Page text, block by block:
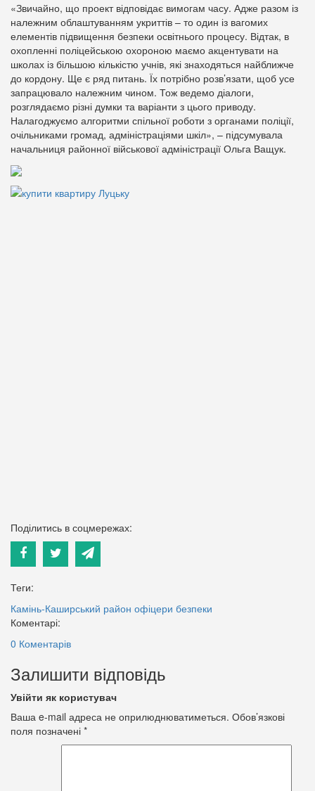
«Звичайно, що проект відповідає вимогам часу. Адже разом із
належним облаштуванням укриттів – то один із вагомих
елементів підвищення безпеки освітнього процесу. Відтак, в
охопленні поліцейською охороною маємо акцентувати на
школах із більшою кількістю учнів, які знаходяться найближче
до кордону. Ще є ряд питань. Їх потрібно розв’язати, щоб усе
запрацювало належним чином. Тож ведемо діалоги,
розглядаємо різні думки та варіанти з цього приводу.
Налагоджуємо алгоритми спільної роботи з органами поліції,
очільниками громад, адміністраціями шкіл», – підсумувала
начальниця районної військової адміністрації Ольга Ващук.
Поділитись в соцмережах:
Теги:
Камінь-Каширський район офіцери безпеки
Коментарі:
0 Коментарів
Залишити відповідь
Увійти як користувач
Ваша e-mail адреса не оприлюднюватиметься. Обов’язкові
поля позначені *